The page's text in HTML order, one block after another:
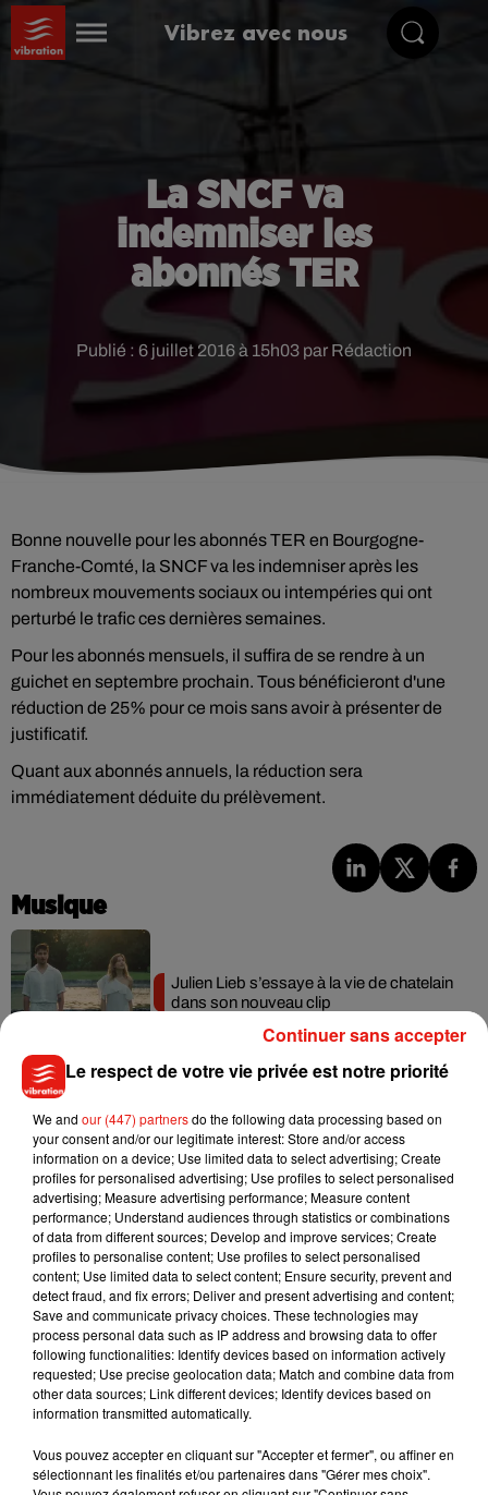
Vibrez avec nous
La SNCF va
indemniser les
abonnés TER
Publié : 6 juillet 2016 à 15h03 par Rédaction
Bonne nouvelle pour les abonnés TER en Bourgogne-
Franche-Comté, la SNCF va les indemniser après les
nombreux mouvements sociaux ou intempéries qui ont
perturbé le trafic ces dernières semaines.
Pour les abonnés mensuels, il suffira de se rendre à un
guichet en septembre prochain. Tous bénéficieront d'une
réduction de 25% pour ce mois sans avoir à présenter de
justificatif.
Quant aux abonnés annuels, la réduction sera
immédiatement déduite du prélèvement.
Musique
Julien Lieb s’essaye à la vie de chatelain
dans son nouveau clip
7 août 2026
Madonna sort enfin le remix de « Love
Sensation » avec Kylie Minogue
7 août 2026
Tayc et Didi B dévoilent le single le plus
dansant de l’année
7 août 2026
Angèle et Amélie Lens dévoilent leur
Le respect de votre vie privée est notre priorité
We and our (447) partnersdo the following data processing based on
your consent and/or our legitimate interest: Store and/or access
information on a device; Use limited data to select advertising; Create
profiles for personalised advertising; Use profiles to select personalised
advertising; Measure advertising performance; Measure content
performance; Understand audiences through statistics or combinations
of data from different sources; Develop and improve services; Create
profiles to personalise content; Use profiles to select personalised
content; Use limited data to select content; Ensure security, prevent and
detect fraud, and fix errors; Deliver and present advertising and content;
Save and communicate privacy choices. These technologies may
process personal data such as IP address and browsing data to offer
following functionalities: Identify devices based on information actively
requested; Use precise geolocation data; Match and combine data from
other data sources; Link different devices; Identify devices based on
information transmitted automatically.
Vous pouvez accepter en cliquant sur "Accepter et fermer", ou affiner en
sélectionnant les finalités et/ou partenaires dans "Gérer mes choix".
Continuer sans accepter